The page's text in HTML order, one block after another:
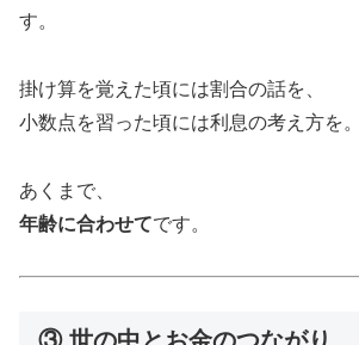
す。
掛け算を覚えた頃には割合の話を、
小数点を習った頃には利息の考え方を。
あくまで、
年齢に合わせてです。